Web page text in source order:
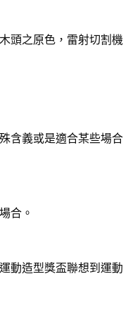
頭之原色，雷射切割機
含義或是適合某些場合
合。
動造型獎盃聯想到運動